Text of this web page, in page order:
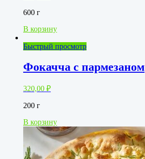
600 г
В корзину
Быстрый просмотр
Фокачча с пармезаном
320,00 ₽
200 г
В корзину